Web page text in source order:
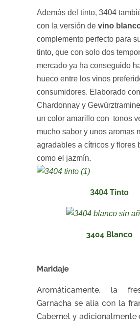
Además del tinto, 3404
con la versión de vino
complemento perfecto para
tinto, que con solo dos
mercado ya ha conseguido
hueco entre los vinos
consumidores. Elaborado
Chardonnay y
un color amarillo con tonos
mucho sabor y unos aromas
agradables a cítricos y flores
como el jazmín.
3404 Tinto
3404 Blanco
Maridaje
Aromáticamente, la
Garnacha se alía con la
Cabernet y adicionalmente